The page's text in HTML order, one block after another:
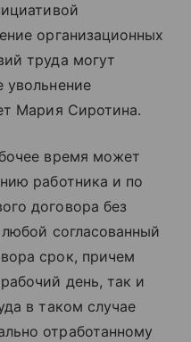
организационных
труда могут
увольнение
Мария Сиротина.
время может
работника и по
договора без
согласованный
срок, причем
день, так и
в таком случае
отработанному